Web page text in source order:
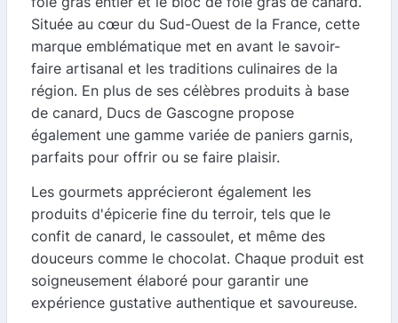
Située au cœur du Sud-Ouest de la France, cette
marque emblématique met en avant le savoir-
faire artisanal et les traditions culinaires de la
région. En plus de ses célèbres produits à base
de canard, Ducs de Gascogne propose
également une gamme variée de paniers garnis,
parfaits pour offrir ou se faire plaisir.
Les gourmets apprécieront également les
produits d'épicerie fine du terroir, tels que le
confit de canard, le cassoulet, et même des
douceurs comme le chocolat. Chaque produit est
soigneusement élaboré pour garantir une
expérience gustative authentique et savoureuse.